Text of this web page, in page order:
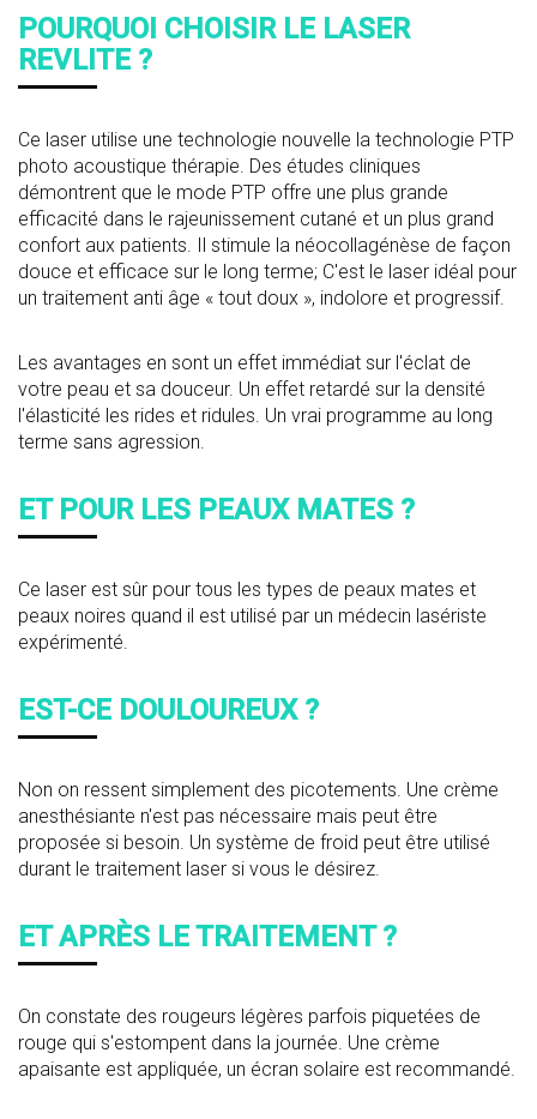
POURQUOI CHOISIR LE LASER
REVLITE ?
Ce laser utilise une technologie nouvelle la technologie PTP
photo acoustique thérapie. Des études cliniques
démontrent que le mode PTP offre une plus grande
efficacité dans le rajeunissement cutané et un plus grand
confort aux patients. Il stimule la néocollagénèse de façon
douce et efficace sur le long terme; C'est le laser idéal pour
un traitement anti âge « tout doux », indolore et progressif.
Les avantages en sont un effet immédiat sur l'éclat de
votre peau et sa douceur. Un effet retardé sur la densité
l'élasticité les rides et ridules. Un vrai programme au long
terme sans agression.
ET POUR LES PEAUX MATES ?
Ce laser est sûr pour tous les types de peaux mates et
peaux noires quand il est utilisé par un médecin lasériste
expérimenté.
EST-CE DOULOUREUX ?
Non on ressent simplement des picotements. Une crème
anesthésiante n'est pas nécessaire mais peut être
proposée si besoin. Un système de froid peut être utilisé
durant le traitement laser si vous le désirez.
ET APRÈS LE TRAITEMENT ?
On constate des rougeurs légères parfois piquetées de
rouge qui s'estompent dans la journée. Une crème
apaisante est appliquée, un écran solaire est recommandé.